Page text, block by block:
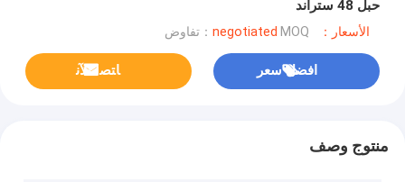
حبل 48 ستراند
الأسعار：negotiated MOQ：تفاوض
افضل سعر ﺎﺘﺼﻟ ﺍﻶﻧ
منتوج وصف